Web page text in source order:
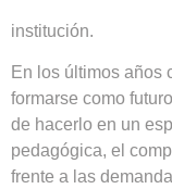
institución.
En los últimos años
formarse como
de hacerlo en un
pedagógica, el
frente a las